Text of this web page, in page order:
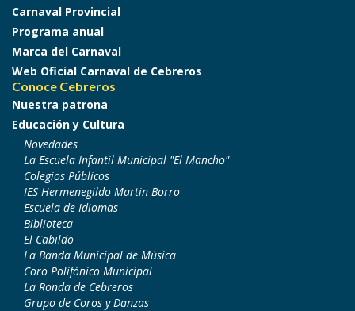
Carnaval Provincial
Programa anual
Marca del Carnaval
Web Oficial Carnaval de Cebreros
Conoce Cebreros
Nuestra patrona
Educación y Cultura
Novedades
La Escuela Infantil Municipal "El Mancho"
Colegios Públicos
IES Hermenegildo Martin Borro
Escuela de Idiomas
Biblioteca
El Cabildo
La Banda Municipal de Música
Coro Polifónico Municipal
La Ronda de Cebreros
Grupo de Coros y Danzas